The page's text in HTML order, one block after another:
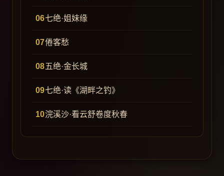
七绝·姐妹缘
倦客愁
五绝·金长城
七绝·读《湖畔之钓》
浣溪沙·看云舒卷度秋春